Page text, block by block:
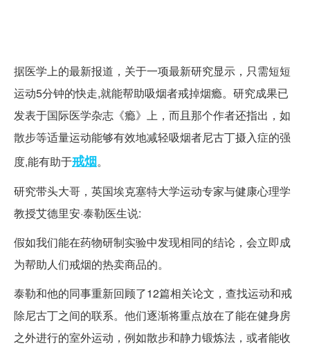
据医学上的最新报道，关于一项最新研究显示，只需短短
运动5分钟的快走,就能帮助吸烟者戒掉烟瘾。研究成果已
发表于国际医学杂志《瘾》上，而且那个作者还指出，如
散步等适量运动能够有效地减轻吸烟者尼古丁摄入症的强
度,能有助于戒烟。
研究带头大哥，英国埃克塞特大学运动专家与健康心理学
教授艾德里安·泰勒医生说:
假如我们能在药物研制实验中发现相同的结论，会立即成
为帮助人们戒烟的热卖商品的。
泰勒和他的同事重新回顾了12篇相关论文，查找运动和戒
除尼古丁之间的联系。他们逐渐将重点放在了能在健身房
之外进行的室外运动，例如散步和静力锻炼法，或者能收